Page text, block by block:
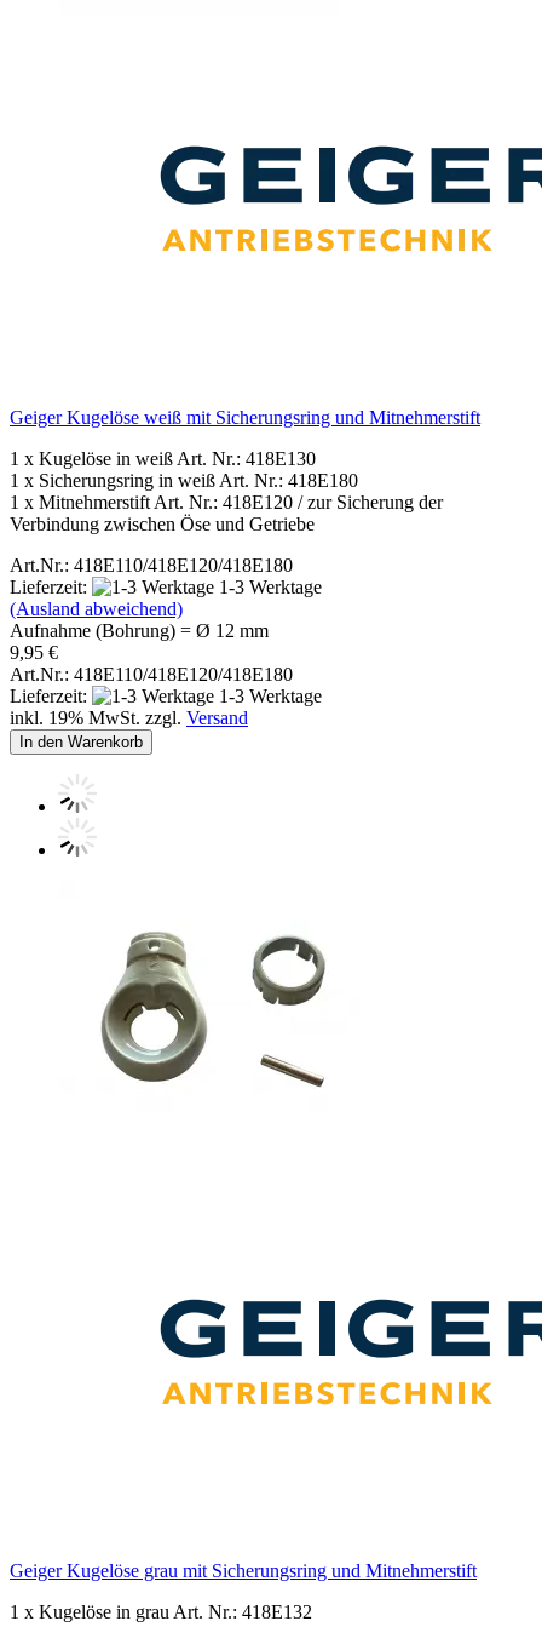
Geiger Kugelöse weiß mit Sicherungsring und Mitnehmerstift
1 x Kugelöse in weiß Art. Nr.: 418E130
1 x Sicherungsring in weiß Art. Nr.: 418E180
1 x Mitnehmerstift Art. Nr.: 418E120 / zur Sicherung der
Verbindung zwischen Öse und Getriebe
Art.Nr.: 418E110/418E120/418E180
Lieferzeit:
1-3 Werktage
(Ausland abweichend)
Aufnahme (Bohrung) = Ø 12 mm
9,95 €
Art.Nr.: 418E110/418E120/418E180
Lieferzeit:
1-3 Werktage
inkl. 19% MwSt. zzgl. Versand
In den Warenkorb
Geiger Kugelöse grau mit Sicherungsring und Mitnehmerstift
1 x Kugelöse in grau Art. Nr.: 418E132